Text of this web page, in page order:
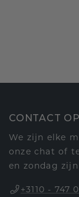
CONTACT
We zijn elke
onze chat of
en zondag
+3110 - 747